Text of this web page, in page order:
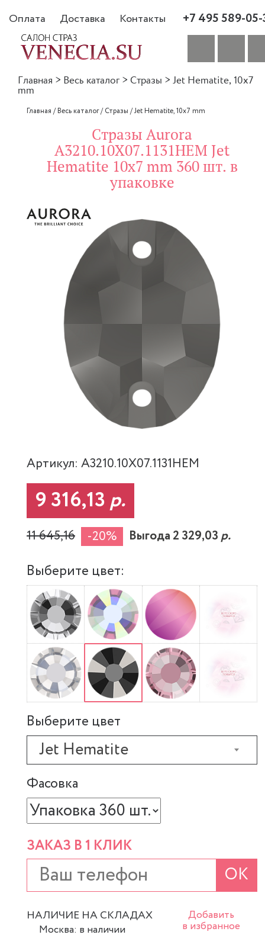
Оплата Доставка Контакты +7 495 589-
Главная > Весь каталог > Стразы > Jet Hematite, 10x7
mm
Главная /Весь каталог/Стразы /Jet Hematite, 10x7 mm
Стразы Aurora
A3210.10X07.1131HEM Jet
Hematite 10x7 mm 360 шт. в
упаковке
Артикул: A3210.10X07.1131HEM
9 316,13 р.
11 645,16 -20% Выгода 2 329,03р.
Выберите цвет:
Выберите цвет
Jet Hematite
Фасовка
ЗАКАЗ В 1 КЛИК
ОК
НАЛИЧИЕ НА СКЛАДАХ
Москва: в наличии
Добавить
в избранное